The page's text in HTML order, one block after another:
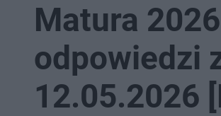
Matura
odpowiedzi
12.05.2026